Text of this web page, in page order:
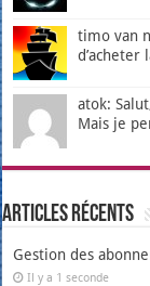
timo van
d’acheter
atok:
Mais je
Articles récents
Gestion des
Il y a 1 seconde